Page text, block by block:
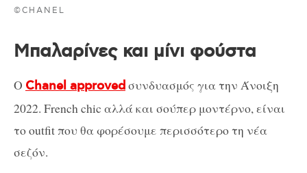
©CHANEL
Μπαλαρίνες και μίνι φούστα
Ο Chanel approvedσυνδυασμός για την Άνοιξη
2022. French chic αλλά και σούπερ μοντέρνο, είναι
το outfit που θα φορέσουμε περισσότερο τη νέα
σεζόν.